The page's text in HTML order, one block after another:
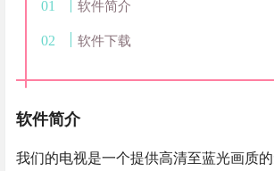
软件简介
软件下载
软件简介
我们的电视是一个提供高清至蓝光画质